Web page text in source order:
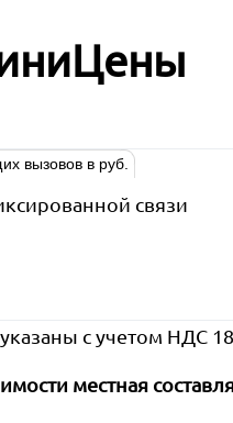
вызовов в руб.
связи
с учетом НДС
местная